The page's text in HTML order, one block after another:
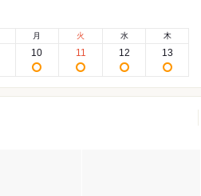
月
10
火
11
水
12
木
13